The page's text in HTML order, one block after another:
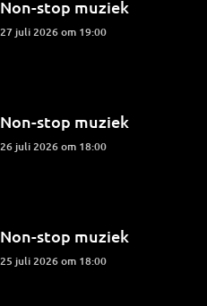
Non-stop muziek
27 juli 2026 om 19:00
Non-stop muziek
26 juli 2026 om 18:00
Non-stop muziek
25 juli 2026 om 18:00